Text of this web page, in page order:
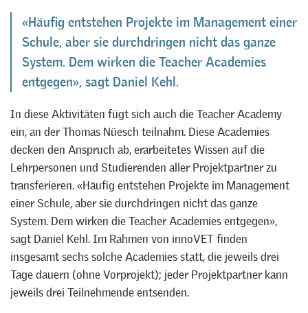
«Häufig entstehen Projekte im Management einer
Schule, aber sie durchdringen nicht das ganze
System. Dem wirken die Teacher Academies
entgegen», sagt Daniel Kehl.
In diese Aktivitäten fügt sich auch die Teacher Academy
ein, an der Thomas Nüesch teilnahm. Diese Academies
decken den Anspruch ab, erarbeitetes Wissen auf die
Lehrpersonen und Studierenden aller Projektpartner zu
transferieren. «Häufig entstehen Projekte im Management
einer Schule, aber sie durchdringen nicht das ganze
System. Dem wirken die Teacher Academies entgegen»,
sagt Daniel Kehl. Im Rahmen von innoVET finden
insgesamt sechs solche Academies statt, die jeweils drei
Tage dauern (ohne Vorprojekt); jeder Projektpartner kann
jeweils drei Teilnehmende entsenden.